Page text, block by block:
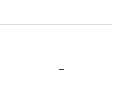
–